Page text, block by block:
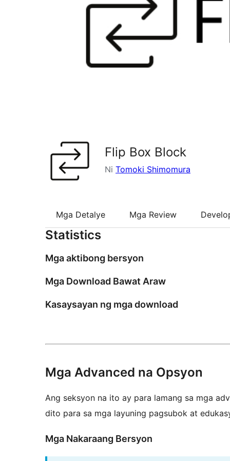
Flip Box Block
Ni Tomoki Shimomura
Mga Detalye Mga Review
Statistics
Mga aktibong bersyon
Mga Download Bawat Araw
Kasaysayan ng mga download
Mga Advanced na Opsyon
Ang seksyon na ito ay para lamang sa mga
dito para sa mga layuning pagsubok at
Mga Nakaraang Bersyon